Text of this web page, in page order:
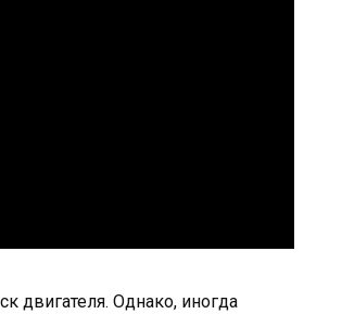
двигателя. Однако, иногда